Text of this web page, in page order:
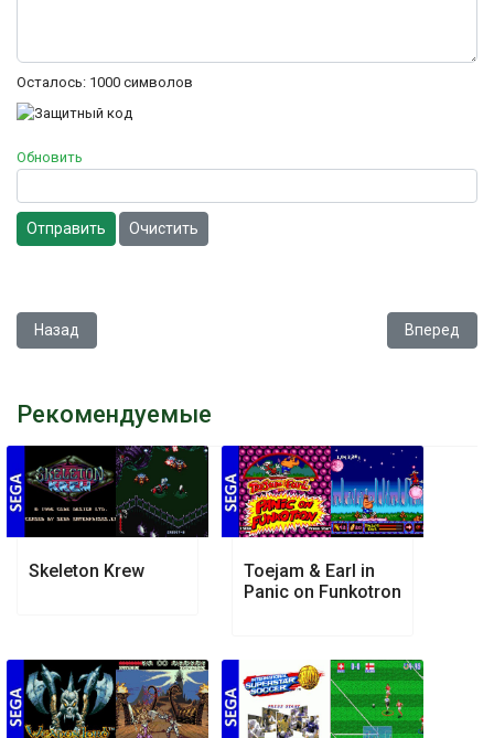
Осталось: 1000 символов
Обновить
Отправить Очистить
Предыдущий: Fido Dido
Назад Следующий:
Вперед
Рекомендуемые
Skeleton Krew
Toejam & Earl in
Panic on Funkotron